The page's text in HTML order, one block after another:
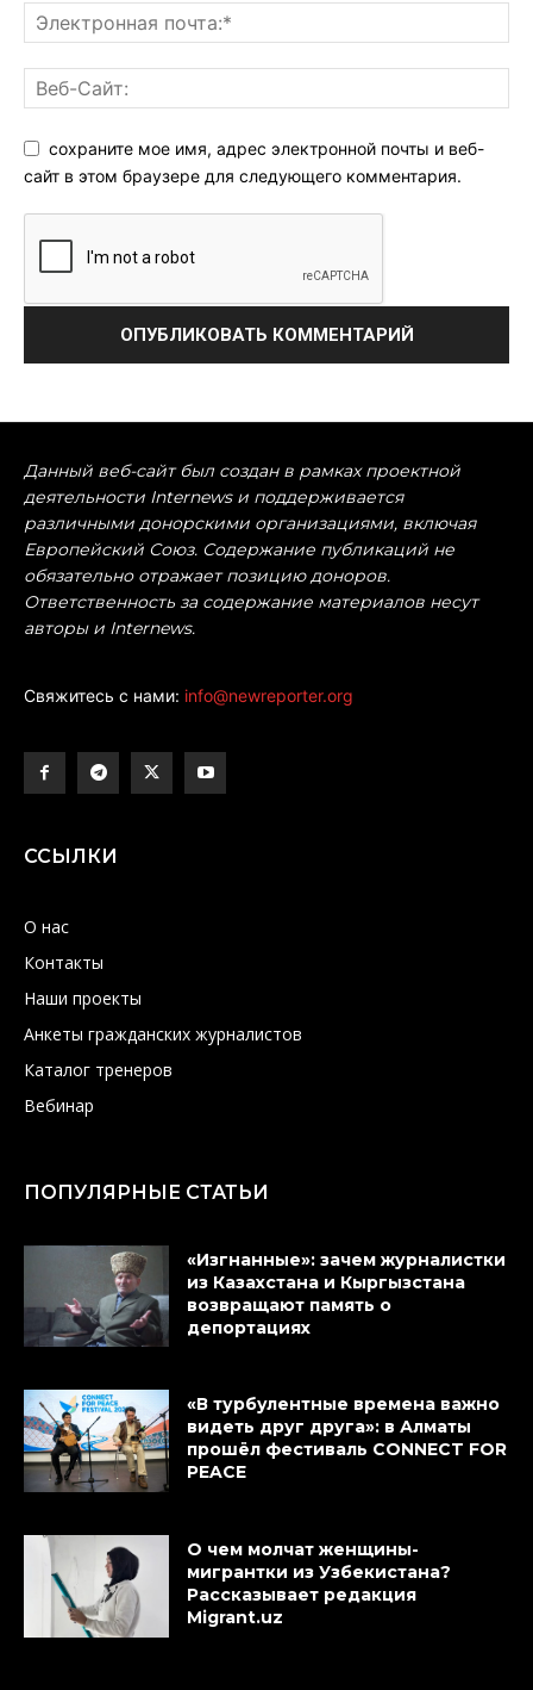
сохраните мое имя, адрес электронной почты и веб-
сайт в этом браузере для следующего комментария.
Данный веб-сайт был создан в рамках проектной
деятельности Internews и поддерживается
различными донорскими организациями, включая
Европейский Союз. Содержание публикаций не
обязательно отражает позицию доноров.
Ответственность за содержание материалов несут
авторы и Internews.
Свяжитесь с нами: info@newreporter.org
ССЫЛКИ
О нас
Контакты
Наши проекты
Анкеты гражданских журналистов
Каталог тренеров
Вебинар
ПОПУЛЯРНЫЕ СТАТЬИ
«Изгнанные»: зачем журналистки
из Казахстана и Кыргызстана
возвращают память о
депортациях
«В турбулентные времена важно
видеть друг друга»: в Алматы
прошёл фестиваль CONNECT FOR
PEACE
О чем молчат женщины-
мигрантки из Узбекистана?
Рассказывает редакция
Migrant.uz